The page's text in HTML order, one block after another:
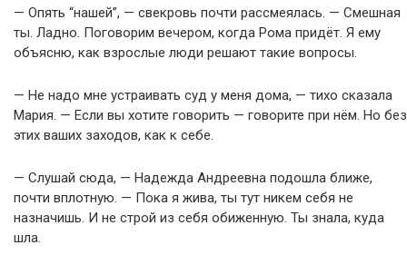
— Опять “нашей”, — свекровь почти рассмеялась. — Смешная
ты. Ладно. Поговорим вечером, когда Рома придёт. Я ему
объясню, как взрослые люди решают такие вопросы.
— Не надо мне устраивать суд у меня дома, — тихо сказала
Мария. — Если вы хотите говорить — говорите при нём. Но без
этих ваших заходов, как к себе.
— Слушай сюда, — Надежда Андреевна подошла ближе,
почти вплотную. — Пока я жива, ты тут никем себя не
назначишь. И не строй из себя обиженную. Ты знала, куда
шла.